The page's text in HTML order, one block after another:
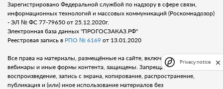
Зарегистрировано Федеральной службой по надзору в сфере связи,
информационных технологий и массовых коммуникаций (Роскомнадозор)
- ЭЛ № ФС 77-79650 от 25.12.2020г.
Электронная база данных "ПРОГОСЗАКАЗ.РФ"
Реестровая запись в РПО № 6169 от 13.01.2020
Все права на материалы, размещённые на сайте, включая тексты, видео,
вебинары и иные формы контента, защищены. Запрещается любое
воспроизведение, запись с экрана, копирование, распространение,
публикация и (или) иное использование материалов без
Privacy notice